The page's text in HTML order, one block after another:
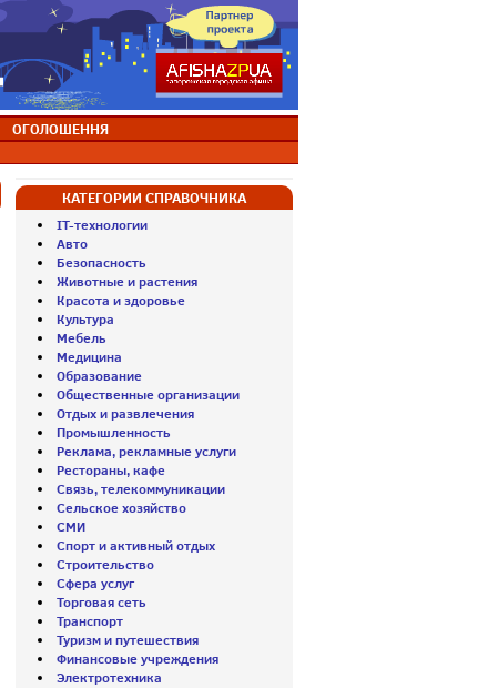
ОГОЛОШЕННЯ
КАТЕГОРИИ СПРАВОЧНИКА
IT-технологии
Авто
Безопасность
Животные и растения
Красота и здоровье
Культура
Мебель
Медицина
Образование
Общественные организации
Отдых и развлечения
Промышленность
Реклама, рекламные услуги
Рестораны, кафе
Связь, телекоммуникации
Сельское хозяйство
СМИ
Спорт и активный отдых
Строительство
Сфера услуг
Торговая сеть
Транспорт
Туризм и путешествия
Финансовые учреждения
Электротехника